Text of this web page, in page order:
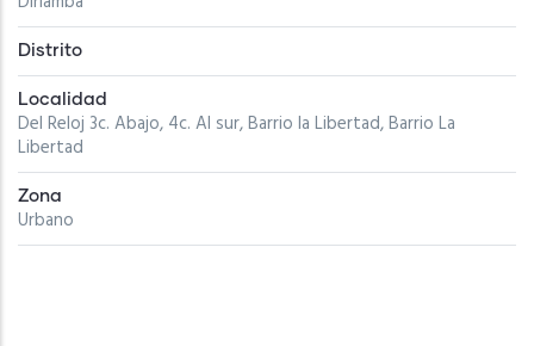
Distrito
Localidad
Del Reloj 3c. Abajo, 4c. Al sur, Barrio la Libertad, Barrio La
Libertad
Zona
Urbano